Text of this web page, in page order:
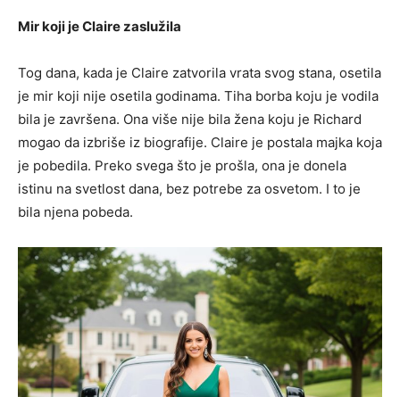
Mir koji je Claire zaslužila
Tog dana, kada je Claire zatvorila vrata svog stana, osetila
je mir koji nije osetila godinama. Tiha borba koju je vodila
bila je završena. Ona više nije bila žena koju je Richard
mogao da izbriše iz biografije. Claire je postala majka koja
je pobedila. Preko svega što je prošla, ona je donela
istinu na svetlost dana, bez potrebe za osvetom. I to je
bila njena pobeda.